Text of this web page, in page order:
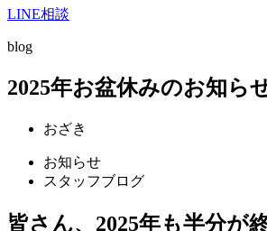
LINE相談
blog
2025年お盆休みのお知ら
おざき
お知らせ
スタッフブログ
皆さん、2025年も半分が